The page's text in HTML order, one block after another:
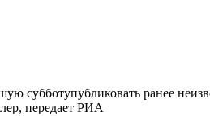
субботупубликовать ранее
передает РИА